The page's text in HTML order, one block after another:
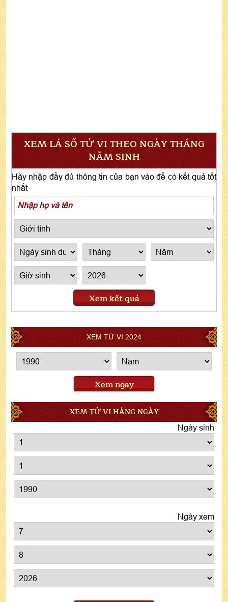
XEM LÁ SỐ TỬ VI THEO NGÀY THÁNG
NĂM SINH
Hãy nhập đầy đủ thông tin của bạn vào để có kết quả tốt
nhất
Xem kết quả
XEM TỬ VI 2024
Xem ngay
XEM TỬ VI HÀNG NGÀY
Ngày sinh
Ngày xem